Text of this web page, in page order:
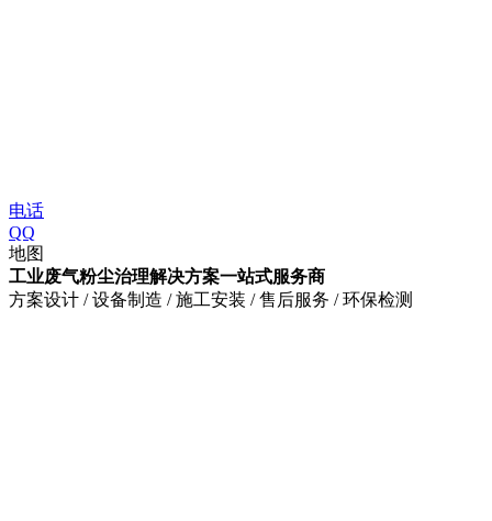
电话
QQ
地图
工业废气粉尘治理解决方案一站式服务商
方案设计 / 设备制造 / 施工安装 / 售后服务 / 环保检测